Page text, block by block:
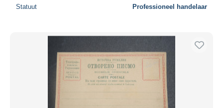
Statuut Professioneel handelaar